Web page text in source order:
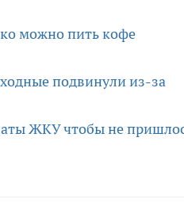
можно пить кофе
подвинули из-за
ЖКУ чтобы не